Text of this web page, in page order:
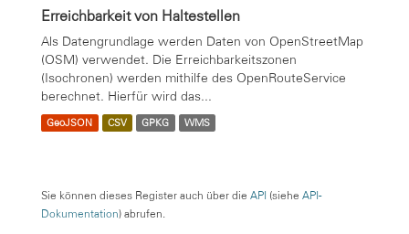
Erreichbarkeit von Haltestellen
Als Datengrundlage werden Daten von OpenStreetMap
(OSM) verwendet. Die Erreichbarkeitszonen
(Isochronen) werden mithilfe des OpenRouteService
berechnet. Hierfür wird das...
GeoJSON CSV GPKG WMS
Sie können dieses Register auch über die API (siehe API-
Dokumentation) abrufen.